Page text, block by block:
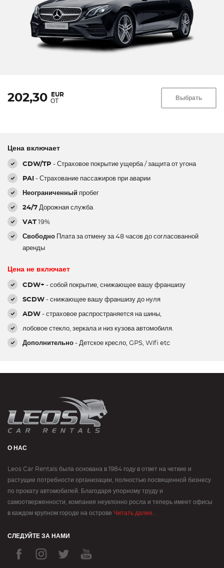
202,30 EUR
ОТ
Выбрать
Цена включает
CDW/TP - Страховое покрытие ущерба / защита от угона
PAI - Страхование пассажиров при аварии
Неограниченный пробег
24/7 Дорожная служба
VAT 19%
Свободно Плата за отмену за 48 часов до согласованной
аренды
Цена не включает
CDW+ - собой покрытие, снижающее вашу франшизу
SCDW - снижающее вашу франшизу до нуля
ADW - страховое распространяется на шины,
лобовое стекло, зеркала и низ кузова автомобиля.
Дополнительно - Детское кресло, GPS, Wifi etc
О НАС
Leos Car Rentals была основана в 1984 году в ответ на четкие и
растущие потребности организации, полностью посвященной бизнесу
по прокату автомобилей. Благодаря упорному труду и
самоотверженности, компания неуклонно росла и теперь имеет офисы
в каждом крупном городе на острове Читать далее...
СЛЕДУЙТЕ ЗА НАМИ